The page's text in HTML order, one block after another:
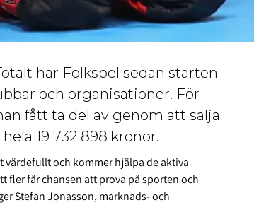
har Folkspel sedan starten
och organisationer. För
fått ta del av genom att sälja
19 732 898 kronor.
värdefullt och kommer hjälpa de aktiva
fler får chansen att prova på sporten och
Stefan Jonasson, marknads- och